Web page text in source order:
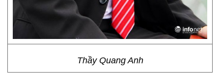
Thầy Quang Anh